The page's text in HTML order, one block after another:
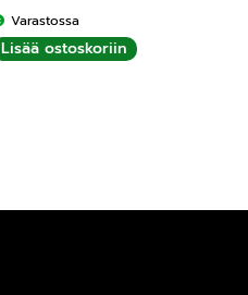
Varastossa
Lisää ostoskoriin